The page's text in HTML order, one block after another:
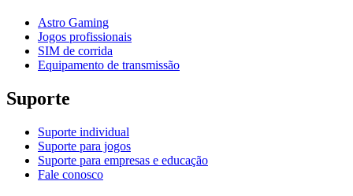
Astro Gaming
Jogos profissionais
SIM de corrida
Equipamento de transmissão
Suporte
Suporte individual
Suporte para jogos
Suporte para empresas e educação
Fale conosco